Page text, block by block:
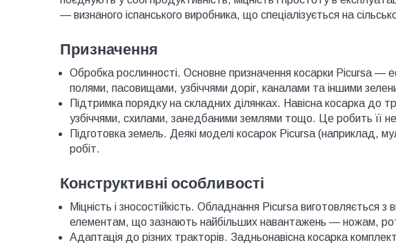
— визнаного іспанського виробника, що спеціалізується на
Призначення
Обробка рослинності. Основне призначення косарки Picursa —
полями, пасовищами, узбіччями доріг, каналами та іншими
Підтримка порядку на складних ділянках. Навісна косарка до
узбіччями, схилами, занедбаними землями тощо. Це робить її
Підготовка земель. Деякі моделі косарок Picursa (наприклад,
робіт.
Конструктивні особливості
Міцність і зносостійкість. Обладнання Picursa виготовляється
елементам, що зазнають найбільших навантажень — ножам,
Адаптація до різних тракторів. Задньонавісна косарка